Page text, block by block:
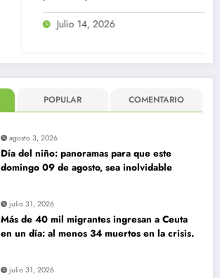
POPULAR COMENTARIO
agosto 3, 2026
Día del niño: panoramas para que este
domingo 09 de agosto, sea inolvidable
julio 31, 2026
Más de 40 mil migrantes ingresan a Ceuta
en un día: al menos 34 muertos en la crisis.
julio 31, 2026